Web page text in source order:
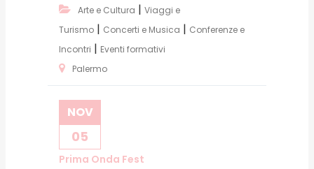
Arte e Cultura | Viaggi e
Turismo | Concerti e Musica | Conferenze e
Incontri | Eventi formativi
Palermo
NOV
05
Prima Onda Fest